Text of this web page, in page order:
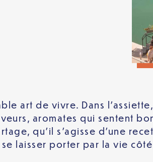
art de vivre. Dans
aromates qui sentent
qu’il s’agisse d’une
se laisser porter par la vie